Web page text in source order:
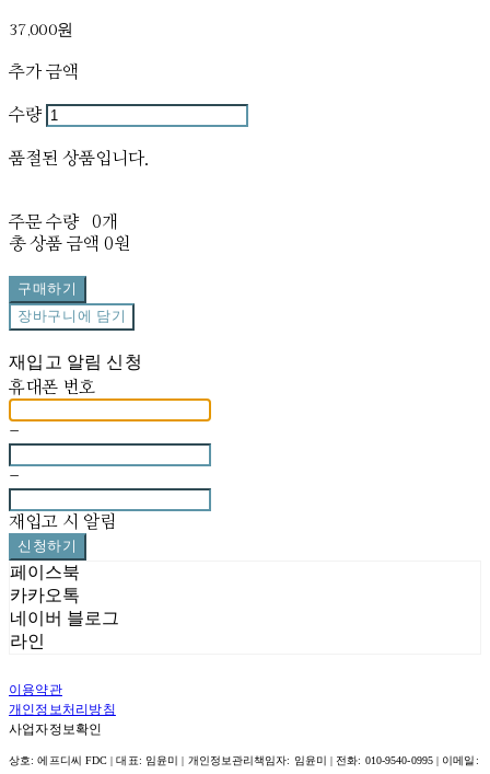
37,000원
추가 금액
수량
품절된 상품입니다.
주문 수량
0개
총 상품 금액 0원
구매하기
장바구니에 담기
재입고 알림 신청
휴대폰 번호
-
-
재입고 시 알림
신청하기
페이스북
카카오톡
네이버 블로그
라인
이용약관
개인정보처리방침
사업자정보확인
상호: 에프디씨 FDC | 대표: 임윤미 | 개인정보관리책임자: 임윤미 | 전화: 010-9540-0995 | 이메일: